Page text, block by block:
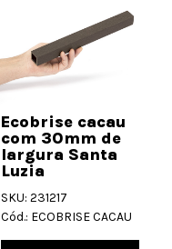
Ecobrise cacau
com 30mm de
largura Santa
Luzia
SKU: 231217
Cód.: ECOBRISE CACAU